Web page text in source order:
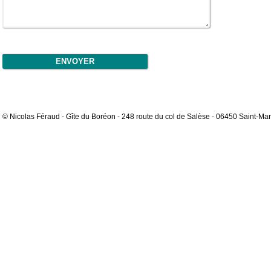
© Nicolas Féraud - Gîte du Boréon - 248 route du col de Salèse - 06450 Saint-